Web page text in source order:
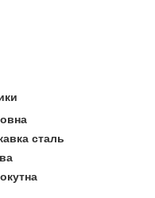
сталь